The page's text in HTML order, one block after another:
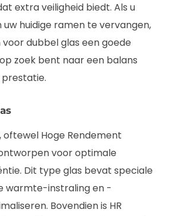
extra veiligheid biedt. Als u
huidige ramen te vervangen,
dubbel glas een goede
zoek bent naar een balans
prestatie.
oftewel Hoge Rendement
voor optimale
Dit type glas bevat speciale
warmte-instraling en -
Bovendien is HR